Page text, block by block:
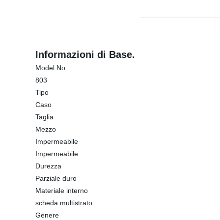
Informazioni di Base.
Model No.
803
Tipo
Caso
Taglia
Mezzo
Impermeabile
Impermeabile
Durezza
Parziale duro
Materiale interno
scheda multistrato
Genere